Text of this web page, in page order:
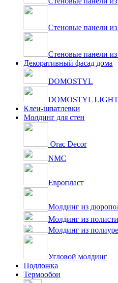
Стеновые панели из
Стеновые панели
Декоративный фасад дома
DOMOSTYL
DOMOSTYL LIGHT
Клеи-шпатлевки
Молдинг для стен
Orac Decor
NMC
Европласт
Молдинг из
Молдинг из
Молдинг из
Угловой молдинг
Подложка
Термообои